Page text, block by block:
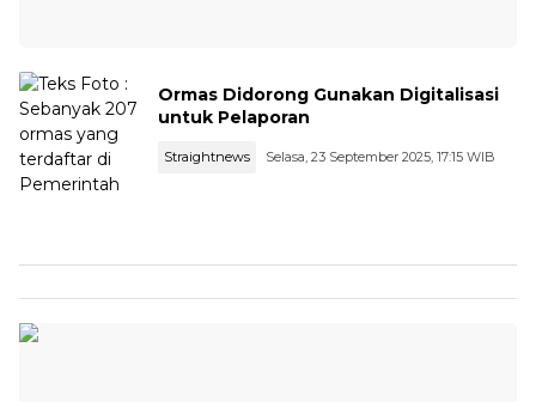
Ormas Didorong Gunakan Digitalisasi
untuk Pelaporan
Straightnews Selasa, 23 September 2025, 17:15 WIB